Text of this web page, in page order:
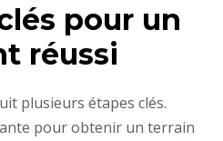
pour un
réussi
plusieurs étapes clés.
pour obtenir un terrain